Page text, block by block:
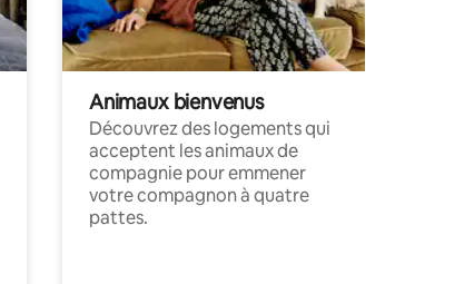
Animaux bienvenus
Découvrez des logements qui
acceptent les animaux de
compagnie pour emmener
votre compagnon à quatre
pattes.